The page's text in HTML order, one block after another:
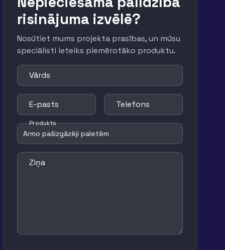
risinājuma izvēlē?
Nosūtiet mums projekta prasības, un mūsu
speciālisti ieteiks piemērotāko produktu.
Vārds
E-pasts Telefons
Produkts
Ziņa